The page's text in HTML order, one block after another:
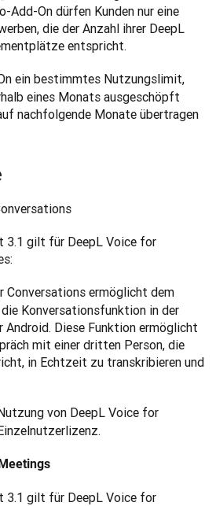
Add-On dürfen Kunden nur eine
die der Anzahl ihrer DeepL
entspricht.
ein bestimmtes Nutzungslimit,
eines Monats ausgeschöpft
nachfolgende Monate übertragen
3.1 gilt für DeepL Voice for
Conversations ermöglicht dem
Konversationsfunktion in der
Android. Diese Funktion ermöglicht
mit einer dritten Person, die
in Echtzeit zu transkribieren und
von DeepL Voice for
3.1 gilt für DeepL Voice for